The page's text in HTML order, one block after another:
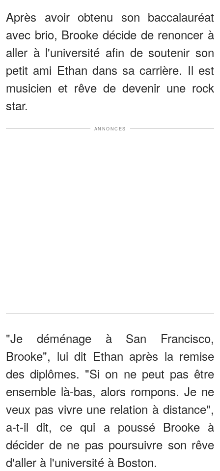
Après avoir obtenu son baccalauréat
avec brio, Brooke décide de renoncer à
aller à l'université afin de soutenir son
petit ami Ethan dans sa carrière. Il est
musicien et rêve de devenir une rock
star.
ANNONCES
"Je déménage à San Francisco,
Brooke", lui dit Ethan après la remise
des diplômes. "Si on ne peut pas être
ensemble là-bas, alors rompons. Je ne
veux pas vivre une relation à distance",
a-t-il dit, ce qui a poussé Brooke à
décider de ne pas poursuivre son rêve
d'aller à l'université à Boston.